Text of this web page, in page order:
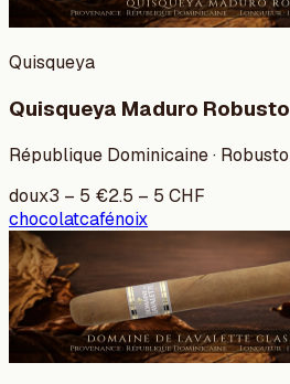
Quisqueya
Quisqueya Maduro Robusto
République Dominicaine · Robusto
doux3 – 5 €2.5 – 5 CHF
chocolatcafénoix